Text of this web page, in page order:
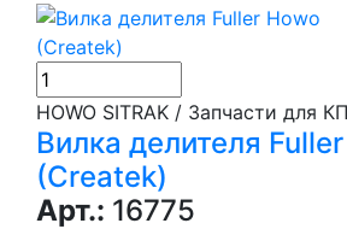
HOWO SITRAK / Запчасти для
Вилка делителя
(Createk)
Арт.: 16775